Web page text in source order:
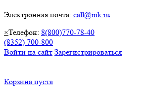
Электронная почта: call@ink.ru
×Телефон: 8(800)770-78-40
(8352) 700-800
Войти на сайт Зарегистрироваться
Корзина пуста